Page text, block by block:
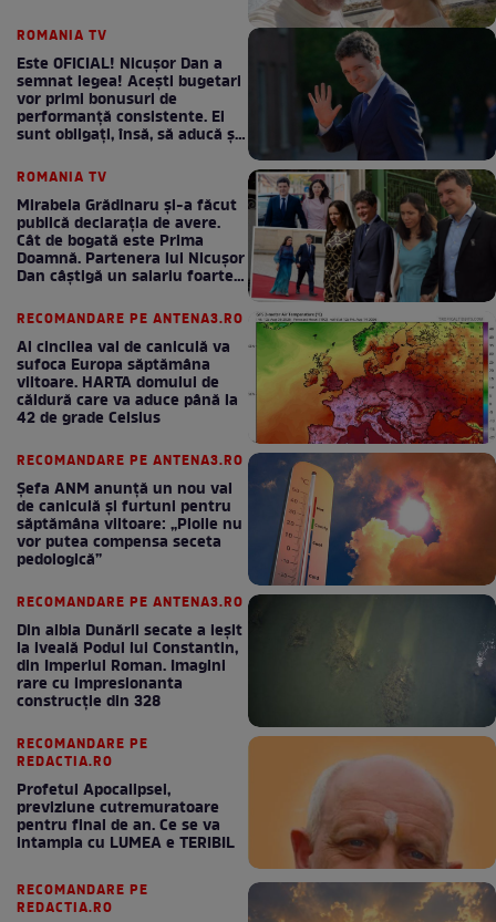
ROMANIA TV
Este OFICIAL! Nicușor Dan a
semnat legea! Acești bugetari
vor primi bonusuri de
performanță consistente. Ei
sunt obligați, însă, să aducă și
ROMANIA TV
Mirabela Grădinaru și-a făcut
publică declarația de avere.
Cât de bogată este Prima
Doamnă. Partenera lui Nicușor
Dan câștigă un salariu foarte
RECOMANDARE PE ANTENA3.RO
Al cincilea val de caniculă va
sufoca Europa săptămâna
viitoare. HARTA domului de
căldură care va aduce până la
42 de grade Celsius
RECOMANDARE PE ANTENA3.RO
Șefa ANM anunță un nou val
de caniculă și furtuni pentru
săptămâna viitoare: „Ploile nu
vor putea compensa seceta
pedologică”
RECOMANDARE PE ANTENA3.RO
Din albia Dunării secate a ieșit
la iveală Podul lui Constantin,
din Imperiul Roman. Imagini
rare cu impresionanta
construcție din 328
RECOMANDARE PE
REDACTIA.RO
Profetul Apocalipsei,
previziune cutremuratoare
pentru final de an. Ce se va
intampla cu LUMEA e TERIBIL
RECOMANDARE PE
REDACTIA.RO